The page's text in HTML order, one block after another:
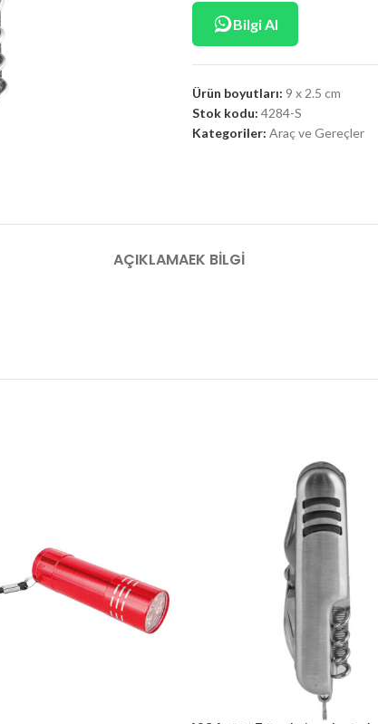
Bilgi Al
Ürün boyutları: 9 x 2.5 cm
Stok kodu: 4284-S
Kategoriler: Araç ve Gereçler
AÇIKLAMAEK BILGI